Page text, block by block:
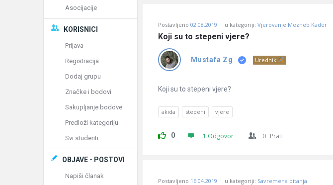
Postavljeno 02.08.2019 u kategoriji: Vjerovanje Mezheb Kader
Koji su to stepeni vjere?
Mustafa Zg Urednik
Koji su to stepeni vjere?
akida stepeni vjere
0 1 Odgovor 0 Prati
Postavljeno 16.04.2019 u kategoriji: Savremena pitanja
Asocijacije
KORISNICI
Prijava
Registracija
Dodaj grupu
Značke i bodovi
Sakupljanje bodove
Predloži kategoriju
Svi studenti
OBJAVE - POSTOVI
Napiši članak